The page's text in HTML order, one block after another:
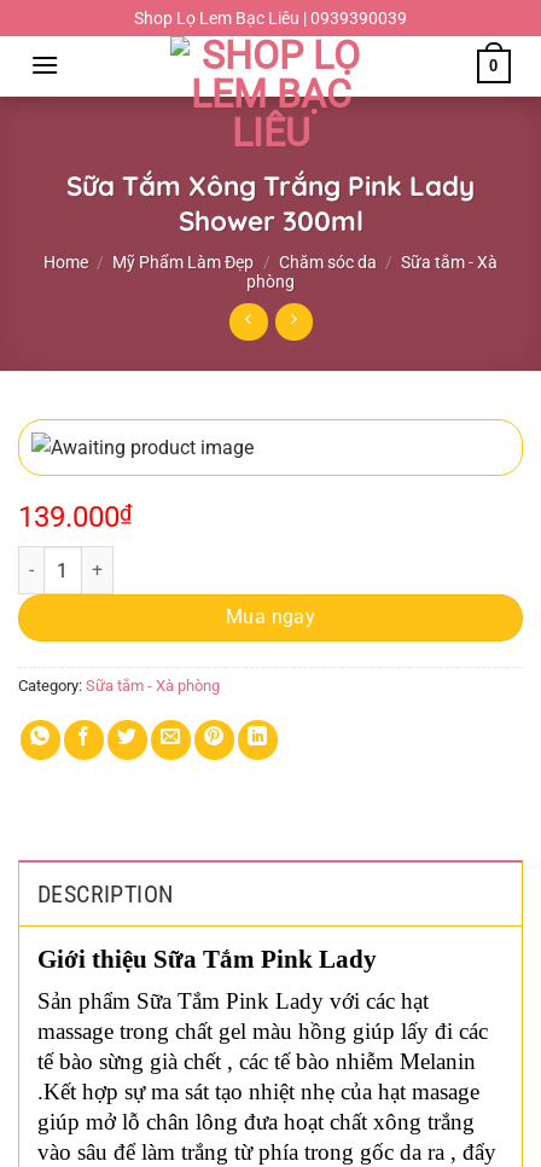
đến
dung
Shop Lọ Lem Bạc Liêu | 0939390039
0
Sữa Tắm Xông Trắng Pink Lady
Shower 300ml
Home / Mỹ Phẩm Làm Đẹp / Chăm sóc da / Sữa tắm - Xà
phòng
139.000₫
Sữa Tắm Xông Trắng Pink Lady Shower 300ml quantity
Mua ngay
Category: Sữa tắm - Xà phòng
DESCRIPTION
Giới thiệu Sữa Tắm Pink Lady
Sản phẩm Sữa Tắm Pink Lady với các hạt
massage trong chất gel màu hồng giúp lấy đi các
tế bào sừng già chết , các tế bào nhiễm Melanin
.Kết hợp sự ma sát tạo nhiệt nhẹ của hạt masage
giúp mở lỗ chân lông đưa hoạt chất xông trắng
vào sâu để làm trắng từ phía trong gốc da ra , đẩy